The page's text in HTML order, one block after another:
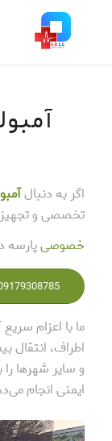
اگر به دنبال
تخصصی و
خصوصی
ما با اعزام
اطراف، انتقال
و سایر شهرها
ایمنی انجام